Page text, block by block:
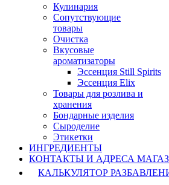
Кулинария
Сопутствующие
товары
Очистка
Вкусовые
ароматизаторы
Эссенция Still Spirits
Эссенция Elix
Товары для розлива и
хранения
Бондарные изделия
Cыроделие
Этикетки
ИНГРЕДИЕНТЫ
КОНТАКТЫ И АДРЕСА
КАЛЬКУЛЯТОР